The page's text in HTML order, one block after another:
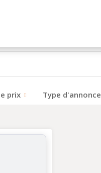
prix Type d'annonce